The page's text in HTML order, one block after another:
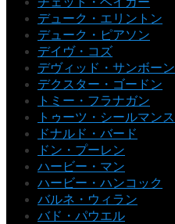
デューク・エリントン
デューク・ピアソン
デイヴ・コズ
デヴィッド・サンボーン
デクスター・ゴードン
トミー・フラナガン
トゥーツ・シールマンス
ドナルド・バード
ドン・プーレン
ハービー・マン
ハービー・ハンコック
バルネ・ウィラン
バド・パウエル